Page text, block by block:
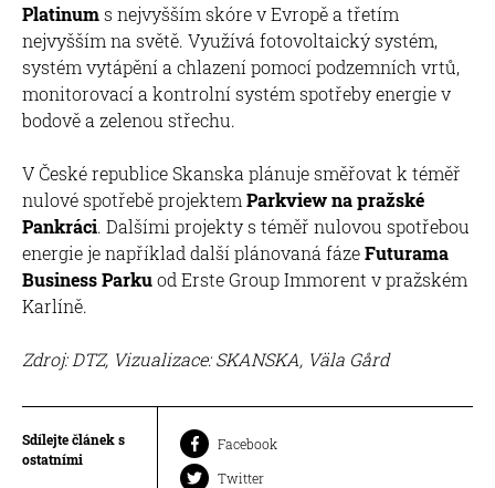
Platinums nejvyšším skóre v Evropě a třetím
nejvyšším na světě. Využívá fotovoltaický systém,
systém vytápění a chlazení pomocí podzemních vrtů,
monitorovací a kontrolní systém spotřeby energie v
bodově a zelenou střechu.
V České republice Skanska plánuje směřovat k téměř
nulové spotřebě projektem Parkview na pražské
Pankráci. Dalšími projekty s téměř nulovou spotřebou
energie je například další plánovaná fázeFuturama
Business Parkuod Erste Group Immorent v pražském
Karlíně.
Zdroj: DTZ, Vizualizace: SKANSKA, Väla Gård
Sdílejte článek s
ostatními
Facebook
Twitter